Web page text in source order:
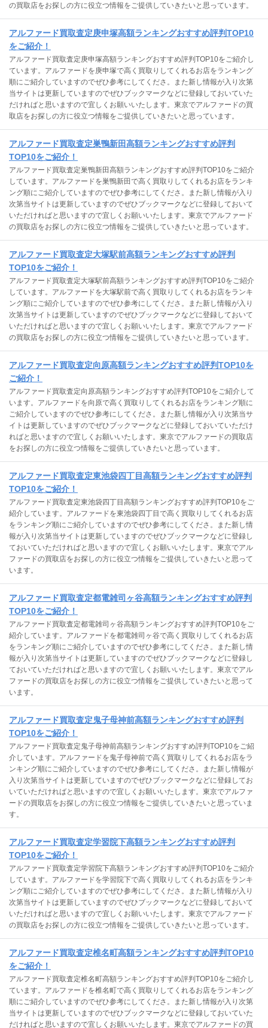
の買取店をお探しの方に役立つ情報をご提供していきたいと思っています。
アルファード買取査定庚申塚高額ランキングおすすめ評判TOP10
をご紹介！
アルファード買取査定庚申塚高額ランキングおすすめ評判TOP10をご紹介し
ています。アルファードを庚申塚で高く買取りしてくれるお店をランキング
順にご紹介していますのでぜひ参考にしてくださ。また新し情報が入り次第
当サイトは更新していますのでぜひブックマークなどに登録しておいていた
だければと思いますので宜しくお願いいたします。東京でアルファードの買
取店をお探しの方に役立つ情報をご提供していきたいと思っています。
アルファード買取査定巣鴨新田高額ランキングおすすめ評判
TOP10をご紹介！
アルファード買取査定巣鴨新田高額ランキングおすすめ評判TOP10をご紹介
しています。アルファードを巣鴨新田で高く買取りしてくれるお店をランキ
ング順にご紹介していますのでぜひ参考にしてくださ。また新し情報が入り
次第当サイトは更新していますのでぜひブックマークなどに登録しておいて
いただければと思いますので宜しくお願いいたします。東京でアルファード
の買取店をお探しの方に役立つ情報をご提供していきたいと思っています。
アルファード買取査定大塚駅前高額ランキングおすすめ評判
TOP10をご紹介！
アルファード買取査定大塚駅前高額ランキングおすすめ評判TOP10をご紹介
しています。アルファードを大塚駅前で高く買取りしてくれるお店をランキ
ング順にご紹介していますのでぜひ参考にしてくださ。また新し情報が入り
次第当サイトは更新していますのでぜひブックマークなどに登録しておいて
いただければと思いますので宜しくお願いいたします。東京でアルファード
の買取店をお探しの方に役立つ情報をご提供していきたいと思っています。
アルファード買取査定向原高額ランキングおすすめ評判TOP10を
ご紹介！
アルファード買取査定向原高額ランキングおすすめ評判TOP10をご紹介して
います。アルファードを向原で高く買取りしてくれるお店をランキング順に
ご紹介していますのでぜひ参考にしてくださ。また新し情報が入り次第当サ
イトは更新していますのでぜひブックマークなどに登録しておいていただけ
ればと思いますので宜しくお願いいたします。東京でアルファードの買取店
をお探しの方に役立つ情報をご提供していきたいと思っています。
アルファード買取査定東池袋四丁目高額ランキングおすすめ評判
TOP10をご紹介！
アルファード買取査定東池袋四丁目高額ランキングおすすめ評判TOP10をご
紹介しています。アルファードを東池袋四丁目で高く買取りしてくれるお店
をランキング順にご紹介していますのでぜひ参考にしてくださ。また新し情
報が入り次第当サイトは更新していますのでぜひブックマークなどに登録し
ておいていただければと思いますので宜しくお願いいたします。東京でアル
ファードの買取店をお探しの方に役立つ情報をご提供していきたいと思って
います。
アルファード買取査定都電雑司ヶ谷高額ランキングおすすめ評判
TOP10をご紹介！
アルファード買取査定都電雑司ヶ谷高額ランキングおすすめ評判TOP10をご
紹介しています。アルファードを都電雑司ヶ谷で高く買取りしてくれるお店
をランキング順にご紹介していますのでぜひ参考にしてくださ。また新し情
報が入り次第当サイトは更新していますのでぜひブックマークなどに登録し
ておいていただければと思いますので宜しくお願いいたします。東京でアル
ファードの買取店をお探しの方に役立つ情報をご提供していきたいと思って
います。
アルファード買取査定鬼子母神前高額ランキングおすすめ評判
TOP10をご紹介！
アルファード買取査定鬼子母神前高額ランキングおすすめ評判TOP10をご紹
介しています。アルファードを鬼子母神前で高く買取りしてくれるお店をラ
ンキング順にご紹介していますのでぜひ参考にしてくださ。また新し情報が
入り次第当サイトは更新していますのでぜひブックマークなどに登録してお
いていただければと思いますので宜しくお願いいたします。東京でアルファ
ードの買取店をお探しの方に役立つ情報をご提供していきたいと思っていま
す。
アルファード買取査定学習院下高額ランキングおすすめ評判
TOP10をご紹介！
アルファード買取査定学習院下高額ランキングおすすめ評判TOP10をご紹介
しています。アルファードを学習院下で高く買取りしてくれるお店をランキ
ング順にご紹介していますのでぜひ参考にしてくださ。また新し情報が入り
次第当サイトは更新していますのでぜひブックマークなどに登録しておいて
いただければと思いますので宜しくお願いいたします。東京でアルファード
の買取店をお探しの方に役立つ情報をご提供していきたいと思っています。
アルファード買取査定椎名町高額ランキングおすすめ評判TOP10
をご紹介！
アルファード買取査定椎名町高額ランキングおすすめ評判TOP10をご紹介し
ています。アルファードを椎名町で高く買取りしてくれるお店をランキング
順にご紹介していますのでぜひ参考にしてくださ。また新し情報が入り次第
当サイトは更新していますのでぜひブックマークなどに登録しておいていた
だければと思いますので宜しくお願いいたします。東京でアルファードの買